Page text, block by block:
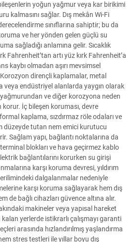
yoğun yağmur veya kar birikimi
kalmasını sağlar. Dış mekân Wi-Fi
sınıflarına sahiptir; bu da
ve her yönden gelen güçlü su
sağladığı anlamına gelir. Sıcaklık
Fahrenheit’tan artı yüz kırk Fahrenheit’a
kaybı olmadan aşırı mevsimsel
dirençli kaplamalar, metal
veya endüstriyel alanlarda yaygın olarak
ve diğer korozyona neden
İç bileşen koruması, devre
kaplama, sızdırmaz röle odaları ve
düzeyde tutan nem emici kurutucu
Sağlam yapı, bağlantı noktalarına da
blokları ve hava geçirmez kablo
bağlantılarını korurken su girişi
karşı koruma devresi, yıldırım
dalgalanmalar nedeniyle
karşı koruma sağlayarak hem dış
de bağlı cihazları güvence altına alır.
makineler veya yapısal hareket
yerlerde istikrarlı çalışmayı garanti
arasında hızlandırılmış yaşlandırma
stres testleri ile yıllar boyu dış